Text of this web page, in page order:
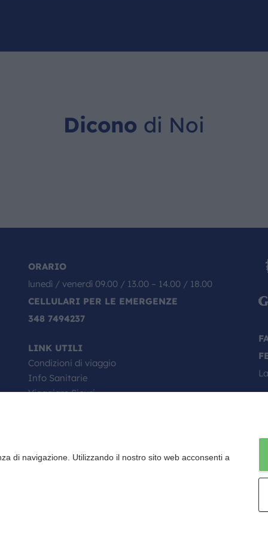
Dicono di Noi
ORARIO
lunedì / venerdì 09.00 / 13.00 – 14.00 / 18.00
CELLULARI PER LE EMERGENZE
348 7494237
LINK UTILI
Condizioni di viaggio
Info Sanitarie
Viaggiare Sicuri
Faq
di navigazione. Utilizzando il nostro sito web acconsenti a